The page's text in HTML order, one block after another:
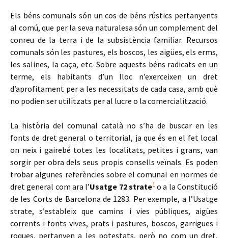
Els béns comunals són un cos de béns rústics pertanyents
al comú, que per la seva naturalesa són un complement del
conreu de la terra i de la subsistència familiar. Recursos
comunals són les pastures, els boscos, les aigües, els erms,
les salines, la caça, etc. Sobre aquests béns radicats en un
terme, els habitants d’un lloc n’exerceixen un dret
d’aprofitament per a les necessitats de cada casa, amb què
no podien ser utilitzats per al lucre o la comercialització.
La història del comunal català no s’ha de buscar en les
fonts de dret general o territorial, ja que és en el fet local
on neix i gairebé totes les localitats, petites i grans, van
sorgir per obra dels seus propis consells veïnals. Es poden
trobar algunes referències sobre el comunal en normes de
dret general com ara l’Usatge 72 strate1o a la Constitució
de les Corts de Barcelona de 1283. Per exemple, a l’Usatge
strate, s’estableix que camins i vies públiques, aigües
corrents i fonts vives, prats i pastures, boscos, garrigues i
roques, pertanyen a les potestats, però no com un dret,